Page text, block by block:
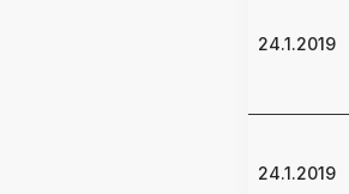
24.1.2019
24.1.2019